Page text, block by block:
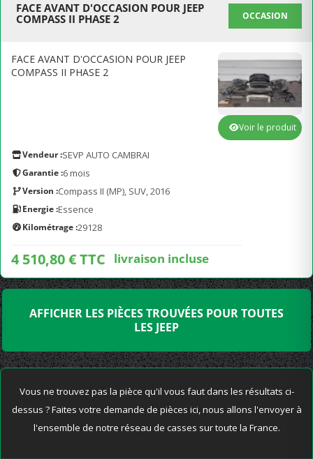
FACE AVANT D'OCCASION POUR JEEP
COMPASS II PHASE 2
OCCASION
FACE AVANT D'OCCASION POUR JEEP
COMPASS II PHASE 2
Vendeur :SEVP AUTO CAMBRAI
Garantie :6 mois
Version :Compass II (MP), SUV, 2016
Energie :Essence
Kilométrage :29128
4 510,80 € TTC livraison incluse
Voir le produit
AFFICHER LES PIÈCES TROUVÉES POUR TOUTES
LES JEEP
Vous ne trouvez pas la pièce qu'il vous faut dans les résultats ci-
dessus ? Faites votre demande de pièces ici, nous allons l'envoyer à
l'ensemble de notre réseau de casses sur toute la France.